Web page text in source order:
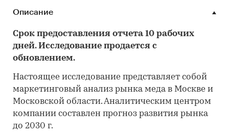
Описание
Срок предоставления отчета 10 рабочих
дней. Исследование продается с
обновлением.
Настоящее исследование представляет собой
маркетинговый анализ рынка меда в Москве и
Московской области. Аналитическим центром
компании составлен прогноз развития рынка
до 2030 г.